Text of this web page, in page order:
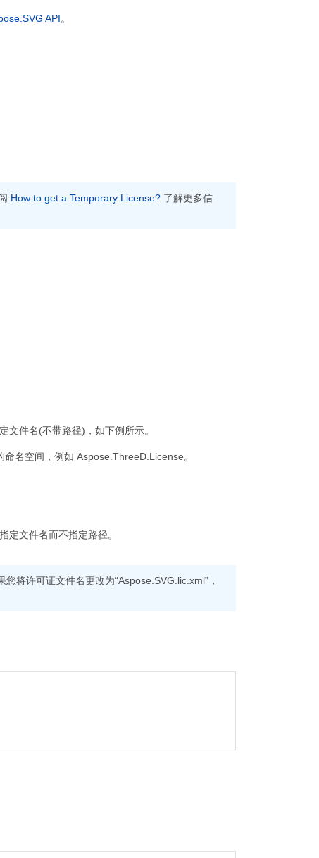
API。
How to get a Temporary License? 了解更多信
文件名(不带路径)，如下例所示。
名空间，例如 Aspose.ThreeD.License。
定文件名而不指定路径。
将许可证文件名更改为“Aspose.SVG.lic.xml”，